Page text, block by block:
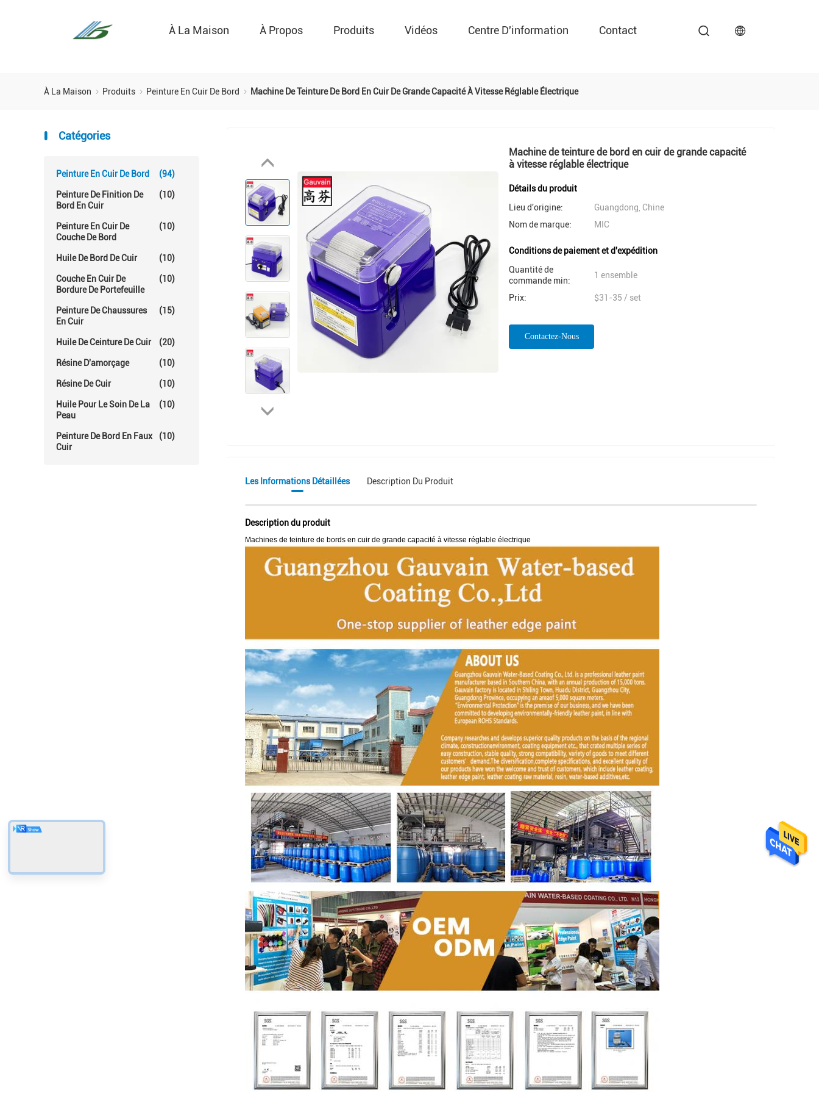
À La Maison À Propos Produits Vidéos Centre D'information Contact
À La Maison Produits Peinture En Cuir De Bord Machine De Teinture De Bord En Cuir De Grande Capacité À Vitesse Réglable Électrique
Catégories
Peinture En Cuir De Bord (94)
Peinture De Finition De
Bord En Cuir
(10)
Peinture En Cuir De
Couche De Bord
(10)
Huile De Bord De Cuir (10)
Couche En Cuir De
Bordure De Portefeuille
(10)
Peinture De Chaussures
En Cuir
(15)
Huile De Ceinture De Cuir (20)
Résine D'amorçage (10)
Résine De Cuir (10)
Huile Pour Le Soin De La
Peau
(10)
Peinture De Bord En Faux
Cuir
(10)
Machine de teinture de bord en cuir de grande capacité
à vitesse réglable électrique
Détails du produit
Lieu d'origine:
Guangdong, Chine
Nom de marque:
MIC
Conditions de paiement et d'expédition
Quantité de
commande min:
1 ensemble
Prix: $31-35 / set
Contactez-Nous
Les Informations Détaillées Description Du Produit
Description du produit
Machines de teinture de bords en cuir de grande capacité à vitesse réglable électrique